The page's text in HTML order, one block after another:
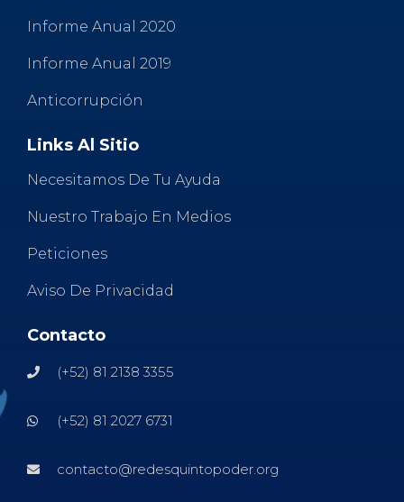
Informe Anual 2020
Informe Anual 2019
Anticorrupción
Links Al Sitio
Necesitamos De Tu Ayuda
Nuestro Trabajo En Medios
Peticiones
Aviso De Privacidad
Contacto
(+52) 81 2138 3355
(+52) 81 2027 6731
contacto@redesquintopoder.org